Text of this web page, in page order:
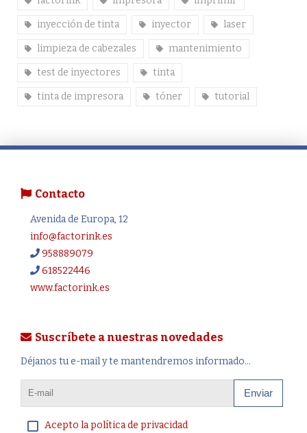
inyección de tinta inyector laser
limpieza de cabezales mantenimiento
test de inyectores tinta
tinta de impresora tóner tutorial
Contacto
Avenida de Europa, 12
info@factorink.es
958889079
618522446
www.factorink.es
Suscríbete a nuestras novedades
Déjanos tu e-mail y te mantendremos informado...
Enviar
Acepto la política de privacidad